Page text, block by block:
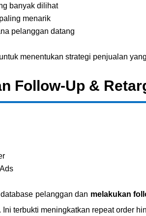
banyak dilihat
menarik
pelanggan datang
menentukan strategi penjualan
Follow-Up &
pelanggan dan melakukan
terbukti meningkatkan repeat order